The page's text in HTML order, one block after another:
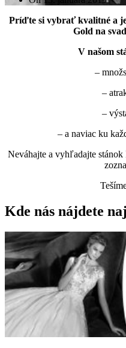
Príďte si vybrať kvalitné a
Gold na
V našom
–
–
–
– a naviac ku
Neváhajte a vyhľadajte
Kde nás nájdete